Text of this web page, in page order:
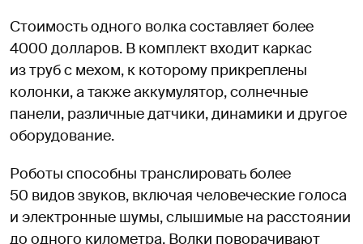
Стоимость одного волка составляет более
4000 долларов. В комплект входит каркас
из труб с мехом, к которому прикреплены
колонки, а также аккумулятор, солнечные
панели, различные датчики, динамики и другое
оборудование.
Роботы способны транслировать более
50 видов звуков, включая человеческие голоса
и электронные шумы, слышимые на расстоянии
до одного километра. Волки поворачивают